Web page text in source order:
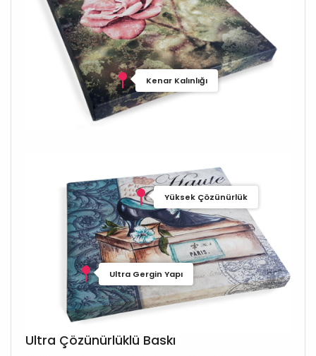
Kenar Kalınlığı
Yüksek Çözünürlük
Ultra Gergin Yapı
Ultra Çözünürlüklü Baskı